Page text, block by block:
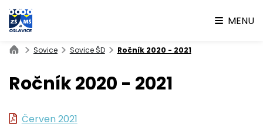
MENU
Sovice Sovice ŠD Ročník 2020 - 2021
Ročník 2020 - 2021
Červen 2021